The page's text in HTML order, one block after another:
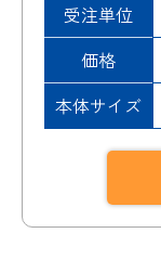
受注単位
価格
本体サイズ